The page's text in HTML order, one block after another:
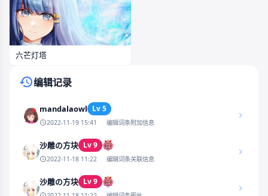
六芒灯塔
编辑记录
mandalaowl Lv 5
2022-11-19 15:41 编辑词条附加信息
沙雕の方块 Lv 9
2022-11-18 11:22 编辑词条关联信息
沙雕の方块 Lv 9